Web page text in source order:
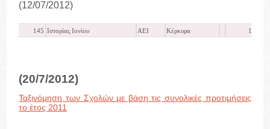
(12/07/2012)
145 Ιστορίας Ιονίου ΑΕΙ Κέρκυρα 12917
(20/7/2012)
Ταξινόμηση των Σχολών με βάση τις συνολικές προτιμήσεις
το έτος 2011